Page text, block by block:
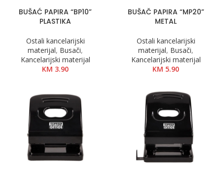
BUŠAĆ PAPIRA “BP10”
PLASTIKA
Ostali kancelarijski
materijal, Busači,
Kancelarijski materijal
KM 3.90
BUŠAČ PAPIRA “MP20”
METAL
Ostali kancelarijski
materijal, Busači,
Kancelarijski materijal
KM 5.90